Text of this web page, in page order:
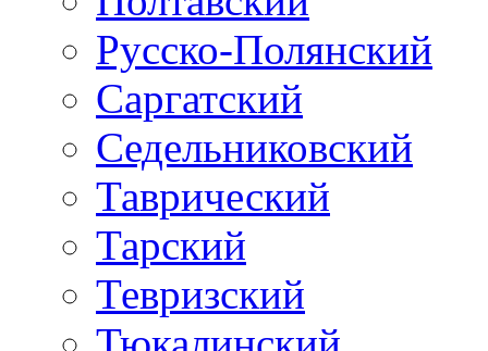
Русско-Полянский
Саргатский
Седельниковский
Таврический
Тарский
Тевризский